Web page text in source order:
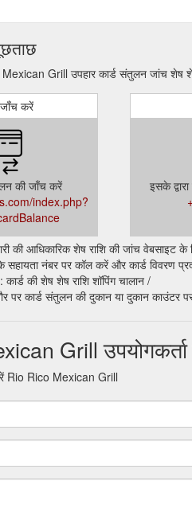
Mexican Grill उपहार कार्ड संतुलन जांच
करें
की जाँच करें
index.php?
इसके
की आधिकारिक शेष राशि की जांच
के सहायता नंबर पर कॉल करें और कार्ड विवरण
की शेष शेष राशि शॉपिंग चालान /
पर कार्ड संतुलन की दुकान या दुकान काउंटर
Grill उपयोगकर्ता
Rio Rico Mexican Grill